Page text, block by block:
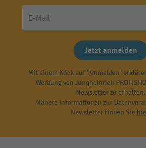
E-Mail
Jetzt anmelden
Mit einem Klick auf "Anmelden"
Werbung von Jungheinrich
Newsletter zu erhalten.
Nähere Informationen zur
Newsletter finden Sie